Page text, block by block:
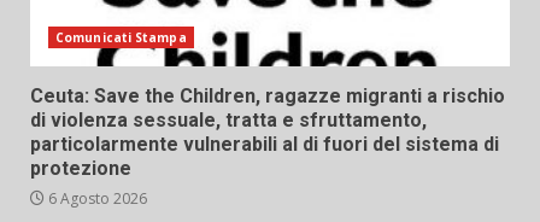
Comunicati Stampa
Ceuta: Save the Children, ragazze migranti a rischio
di violenza sessuale, tratta e sfruttamento,
particolarmente vulnerabili al di fuori del sistema di
protezione
6 Agosto 2026